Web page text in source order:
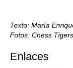
Texto: María
Fotos: Chess
Enlaces